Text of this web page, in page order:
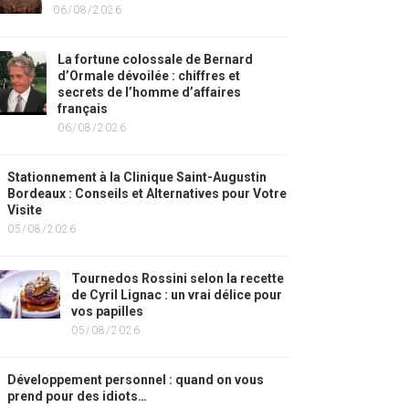
06/08/2026
La fortune colossale de Bernard
d’Ormale dévoilée : chiffres et
secrets de l’homme d’affaires
français
06/08/2026
Stationnement à la Clinique Saint-Augustin
Bordeaux : Conseils et Alternatives pour Votre
Visite
05/08/2026
Tournedos Rossini selon la recette
de Cyril Lignac : un vrai délice pour
vos papilles
05/08/2026
Développement personnel : quand on vous
prend pour des idiots…